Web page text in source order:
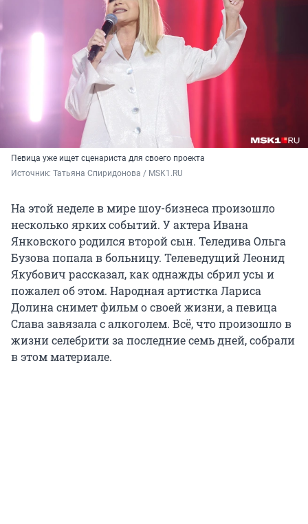
Певица уже ищет сценариста для своего проекта
Источник: Татьяна Спиридонова / MSK1.RU
На этой неделе в мире шоу-бизнеса произошло
несколько ярких событий. У актера Ивана
Янковского родился второй сын. Теледива Ольга
Бузова попала в больницу. Телеведущий Леонид
Якубович рассказал, как однажды сбрил усы и
пожалел об этом. Народная артистка Лариса
Долина снимет фильм о своей жизни, а певица
Слава завязала с алкоголем. Всё, что произошло в
жизни селебрити за последние семь дней, собрали
в этом материале.